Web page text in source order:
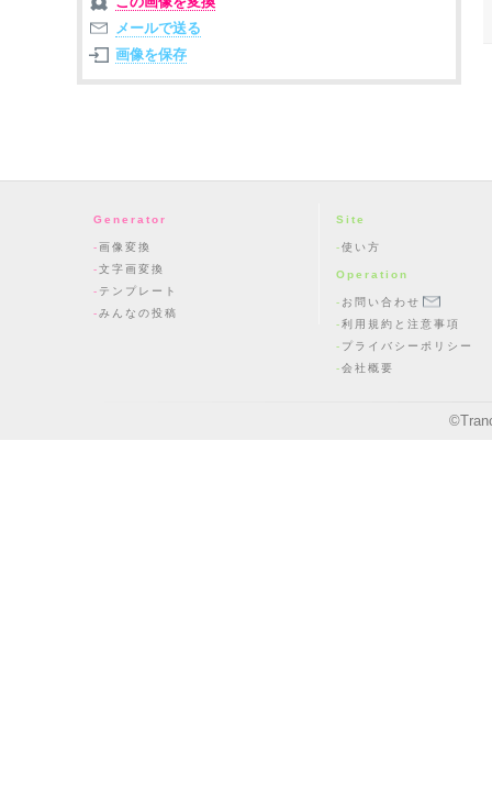
メールで送る
画像を保存
Generator
画像変換
文字画変換
テンプレート
みんなの投稿
Site
使い方
Operation
お問い合わせ
利用規約と注意事項
プライバシーポリシー
会社概要
©